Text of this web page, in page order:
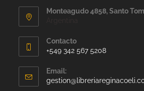
Monteagudo 4858, Santo
Contacto
+549 342 567 5208
Email: